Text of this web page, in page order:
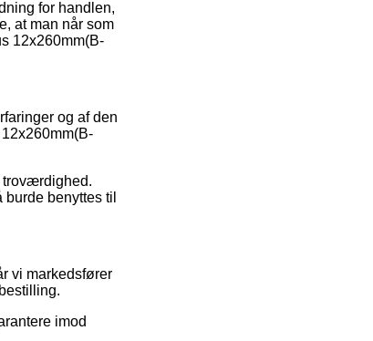
for handlen,
at man når som
12x260mm(B-
og af den
troværdighed.
benyttes til
vi markedsfører
imod